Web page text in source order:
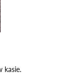
kasie.